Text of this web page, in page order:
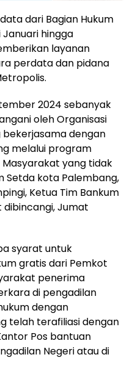
dari Bagian Hukum
hingga
layanan
perdata dan pidana
2024 sebanyak
oleh Organisasi
bekerjasama dengan
melalui program
yang tidak
Setda kota Palembang,
Ketua Tim Bankum
dibincangi, Jumat
syarat untuk
gratis dari Pemkot
penerima
di pengadilan
dengan
telah terafiliasi dengan
Pos bantuan
Negeri atau di